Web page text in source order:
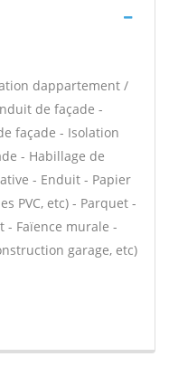
dappartement /
de façade -
façade - Isolation
- Habillage de
- Enduit - Papier
PVC, etc) - Parquet -
- Faïence murale -
garage, etc)